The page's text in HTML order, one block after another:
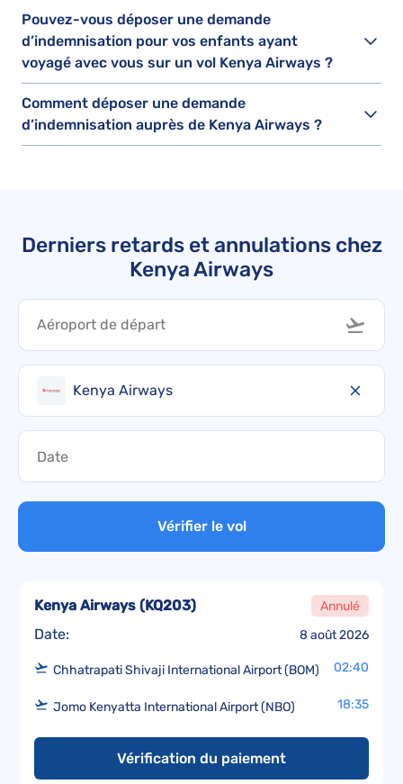
Pouvez-vous déposer une demande
d’indemnisation pour vos enfants ayant
voyagé avec vous sur un vol Kenya Airways ?
Comment déposer une demande
d’indemnisation auprès de Kenya Airways ?
Derniers retards et annulations chez
Kenya Airways
Kenya Airways
Vérifier le vol
Date: 8 août 2026
Kenya Airways (KQ203) Annulé
Chhatrapati Shivaji International Airport (BOM) 02:40
Jomo Kenyatta International Airport (NBO) 18:35
Vérification du paiement